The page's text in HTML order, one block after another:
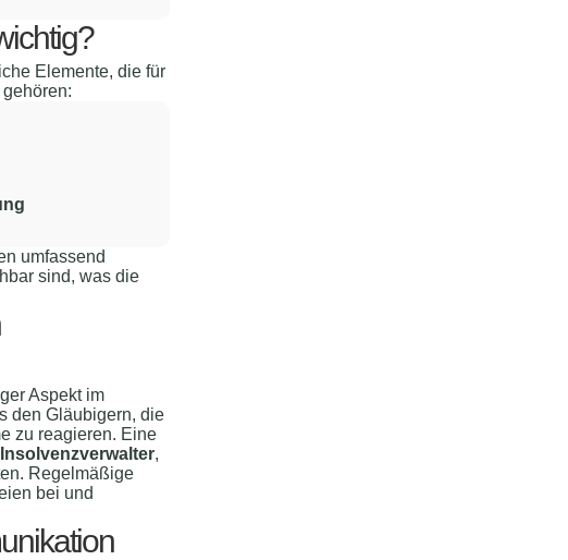
Elemente, die für
umfassend
sind, was die
Aspekt im
den Gläubigern, die
zu reagieren. Eine
Insolvenzverwalter,
Regelmäßige
bei und